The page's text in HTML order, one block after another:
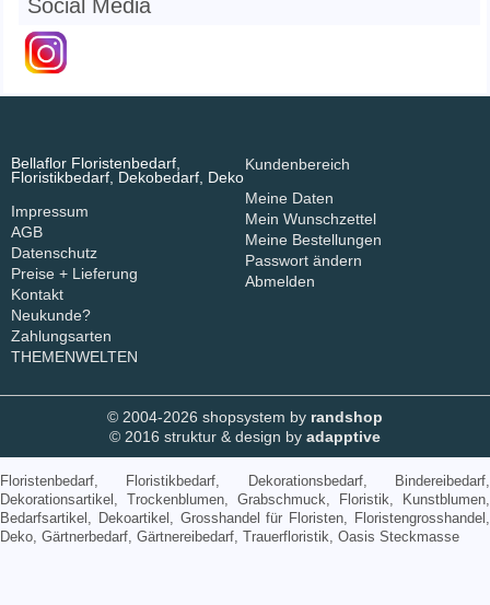
Social Media
Bellaflor Floristenbedarf,
Floristikbedarf, Dekobedarf, Deko
Impressum
AGB
Datenschutz
Preise + Lieferung
Kontakt
Neukunde?
Zahlungsarten
THEMENWELTEN
Kundenbereich
Meine Daten
Mein Wunschzettel
Meine Bestellungen
Passwort ändern
Abmelden
© 2004-2026 shopsystem by randshop
© 2016 struktur & design by adapptive
Floristenbedarf, Floristikbedarf, Dekorationsbedarf, Bindereibedarf,
Dekorationsartikel, Trockenblumen, Grabschmuck, Floristik, Kunstblumen,
Bedarfsartikel, Dekoartikel, Grosshandel für Floristen, Floristengrosshandel,
Deko, Gärtnerbedarf, Gärtnereibedarf, Trauerfloristik, Oasis Steckmasse